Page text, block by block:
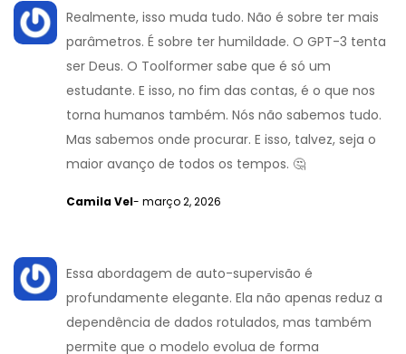
Realmente, isso muda tudo. Não é sobre ter mais
parâmetros. É sobre ter humildade. O GPT-3 tenta
ser Deus. O Toolformer sabe que é só um
estudante. E isso, no fim das contas, é o que nos
torna humanos também. Nós não sabemos tudo.
Mas sabemos onde procurar. E isso, talvez, seja o
maior avanço de todos os tempos. 🤔
Camila Vel- março 2, 2026
Essa abordagem de auto-supervisão é
profundamente elegante. Ela não apenas reduz a
dependência de dados rotulados, mas também
permite que o modelo evolua de forma